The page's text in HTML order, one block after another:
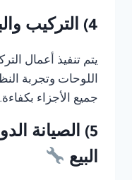
4) التركيب والبرمجة
يتم تنفيذ أعمال
اللوحات وتجربة
جميع الأجزاء بكفاءة.
5) الصيانة
البيع